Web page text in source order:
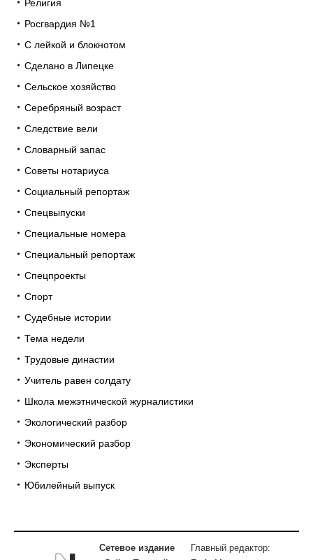
Религия
Росгвардия №1
С лейкой и блокнотом
Сделано в Липецке
Сельское хозяйство
Серебряный возраст
Следствие вели
Словарный запас
Советы нотариуса
Социальный репортаж
Спецвыпуски
Специальные номера
Специальный репортаж
Спецпроекты
Спорт
Судебные истории
Тема недели
Трудовые династии
Учитель равен солдату
Школа межэтнической журналистики
Экологический разбор
Экономический разбор
Эксперты
Юбилейный выпуск
Сетевое издание
Главный редактор: